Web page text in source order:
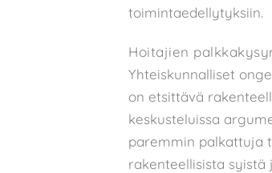
toimintaedellytyksiin.
Hoitajien
Yhteiskunnalliset
on etsittävä
keskusteluissa
paremmin palkattuja
rakenteellisista